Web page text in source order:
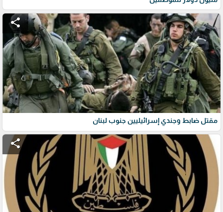
share
مقتل ضابط وجندي إسرائيليين جنوب لبنان
share